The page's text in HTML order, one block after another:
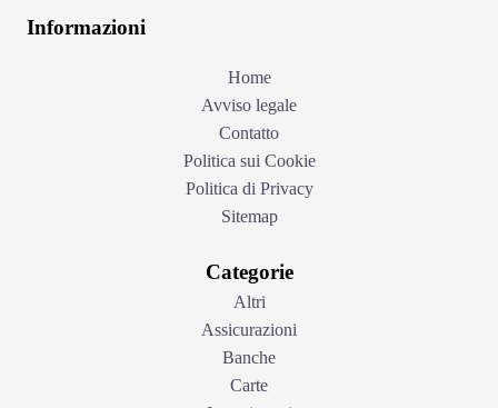
Informazioni
Home
Avviso legale
Contatto
Politica sui Cookie
Politica di Privacy
Sitemap
Categorie
Altri
Assicurazioni
Banche
Carte